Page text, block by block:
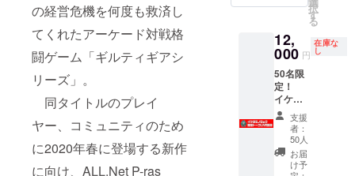
の経営危機を何度も救済し
てくれたアーケード対戦格
闘ゲーム「ギルティギアシ
リーズ」。
同タイトルのプレイ
ヤー、コミュニティのため
に2020年春に登場する新作
に向け、ALL.Net P-ras
しま
す。
※大感
謝祭と
は、定
額フ
リープ
レイと
いう形
でみん
ります
みに。
スポ
ンサー
様のお
名前及
びお好
みの画
像と共
に、高
限定50
い者勝
ちで
す。 休
業中の
出来事
からク
ラウド
ファン
ディン
グを始
めるに
択
す
る
12,
000 円
在庫な
し
50名限
定！
イケダ
ミノ
ロック
トーク
Live！
！その
支援
者：
50人
お届
け予